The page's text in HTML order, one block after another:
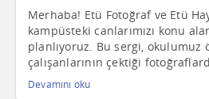
Merhaba! Etü Fotoğraf ve Etü
kampüsteki canlarımızı konu
planlıyoruz. Bu sergi, okulumuz
çalışanlarının çektiği
Devamını oku